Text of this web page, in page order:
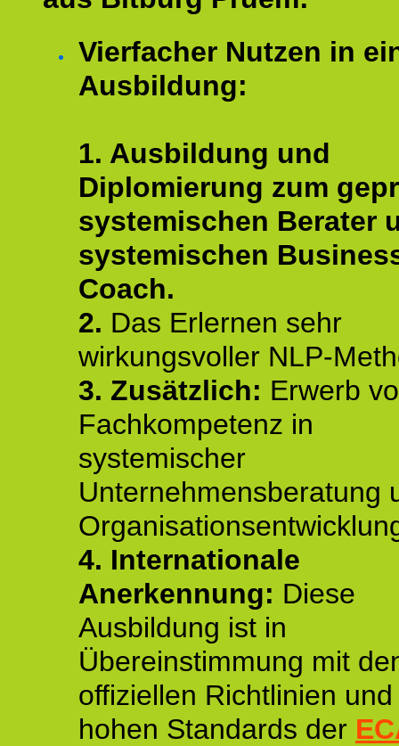
Vierfacher Nutzen in
Ausbildung:
1. Ausbildung und
Diplomierung zum
systemischen Berater
systemischen
Coach.
2. Das Erlernen sehr
wirkungsvoller NLP-
3. Zusätzlich: Erwerb
Fachkompetenz in
systemischer
Unternehmensberatung
4. Internationale
Anerkennung: Diese
Ausbildung ist in
Übereinstimmung mit
offiziellen Richtlinien
hohen Standards der